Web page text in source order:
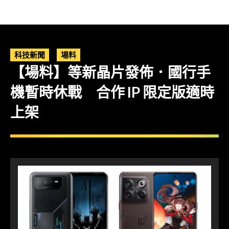
科技新聞 場料
【場料】等新晶片發佈．國行手
機暫時休戰 合作 IP 限定版適時
上架